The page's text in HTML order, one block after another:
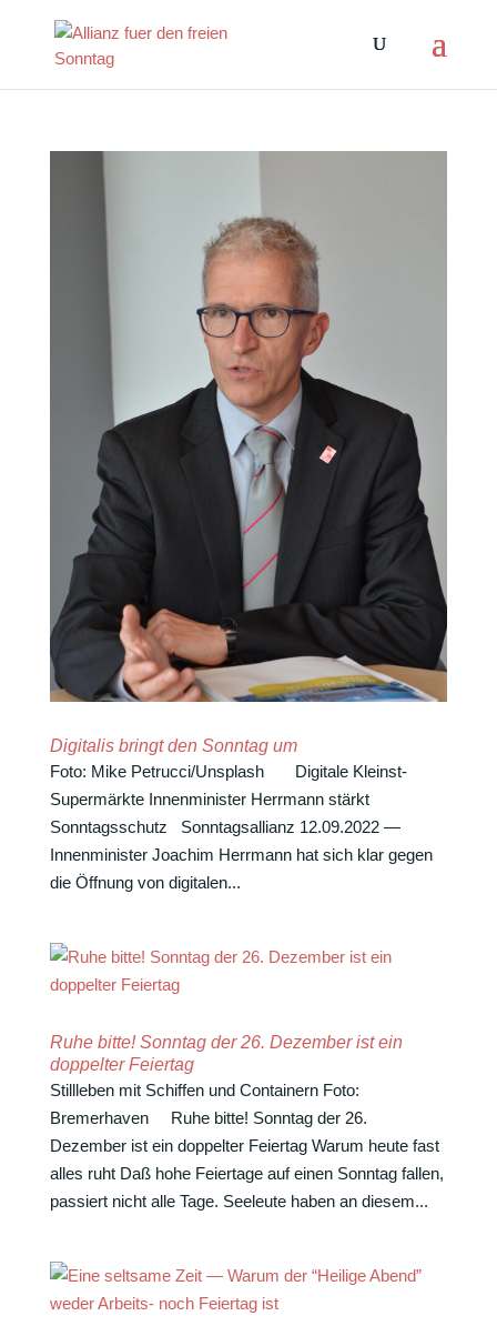
Digitalis bringt den Sonntag um
Foto: Mike Petrucci/Unsplash Digi­tale Kleinst-
Supermärkte Innen­mi­nister Herr­mann stärkt
Sonntagsschutz Sonn­tags­al­lianz 12.09.2022 —
Innen­mi­nister Joachim Herr­mann hat sich klar gegen
die Öffnung von digi­talen...
Ruhe bitte! Sonntag der 26. Dezember ist ein
doppelter Feiertag
Still­leben mit Schiffen und Containern Foto:
Bremerhaven Ruhe bitte! Sonntag der 26.
Dezember ist ein doppelter Feiertag Warum heute fast
alles ruht Daß hohe Feier­tage auf einen Sonntag fallen,
passiert nicht alle Tage. Seeleute haben an diesem...